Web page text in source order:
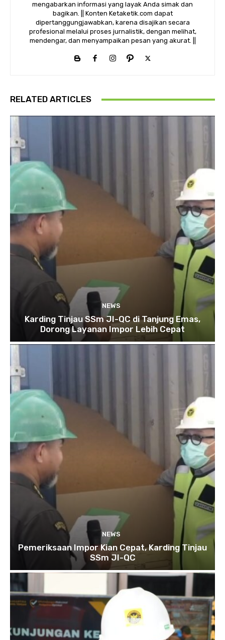
mengabarkan informasi yang layak Anda simak dan
bagikan. || Konten Ketaketik.com dapat
dipertanggungjawabkan, karena disajikan secara
profesional melalui proses jurnalistik, dengan melihat,
mendengar, dan menyampaikan pesan yang akurat. ||
RELATED ARTICLES
NEWS
Karding Tinjau SSm JI-QC di Tanjung Emas,
Dorong Layanan Impor Lebih Cepat
NEWS
Pemeriksaan Impor Kian Cepat, Karding Tinjau
SSm JI-QC